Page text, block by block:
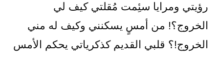
رؤيتي ومرايا سئِمت مُقلتي كيف لي
الخروج؟! من أمسٍ يسكنني وكيف له مني
الخروج!؟ قلبي القديم كذكرياتي يحكم الأمس